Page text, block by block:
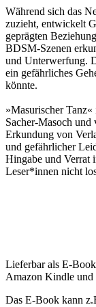
Während sich das
zuzieht, entwickelt
geprägten
BDSM-Szenen
und Unterwerfung.
ein gefährliches
könnte.
»Masurischer
Sacher-Masoch und
Erkundung von
und gefährlicher
Hingabe und Verrat
Leser*innen nicht
Lieferbar als E-
Amazon Kindle und
Das E-Book kann